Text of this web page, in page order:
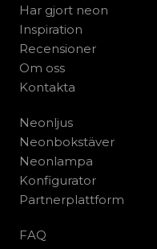
Har gjort neon
Inspiration
Recensioner
Om oss
Kontakta
Neonljus
Neonbokstäver
Neonlampa
Konfigurator
Partnerplattform
FAQ